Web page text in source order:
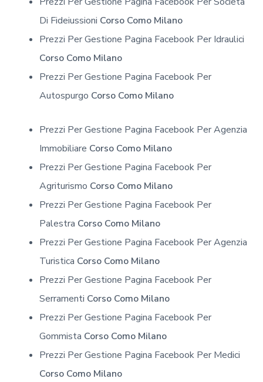
Di Fideiussioni Corso Como Milano
Prezzi Per Gestione Pagina Facebook Per Idraulici
Corso Como Milano
Prezzi Per Gestione Pagina Facebook Per
Autospurgo Corso Como Milano
Prezzi Per Gestione Pagina Facebook Per Agenzia
Immobiliare Corso Como Milano
Prezzi Per Gestione Pagina Facebook Per
Agriturismo Corso Como Milano
Prezzi Per Gestione Pagina Facebook Per
Palestra Corso Como Milano
Prezzi Per Gestione Pagina Facebook Per Agenzia
Turistica Corso Como Milano
Prezzi Per Gestione Pagina Facebook Per
Serramenti Corso Como Milano
Prezzi Per Gestione Pagina Facebook Per
Gommista Corso Como Milano
Prezzi Per Gestione Pagina Facebook Per Medici
Corso Como Milano